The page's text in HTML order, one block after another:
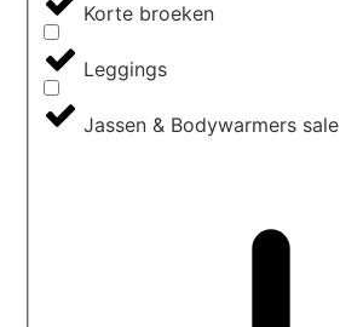
Korte broeken
Leggings
Jassen & Bodywarmers sale